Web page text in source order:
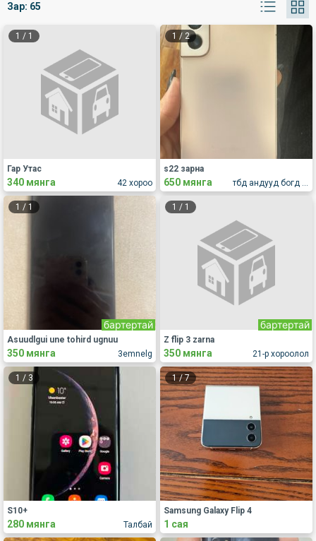
Зар: 65
1 / 1
42 хороо
Гар Утас
340 мянга
1 / 2
s22 зарна
650 мянга
1 / 1
бартертай
3emnelg
Asuudlgui une tohird ugnuu
350 мянга
1 / 1
бартертай
21-р хороолол
Z flip 3 zarna
350 мянга
1 / 3
Талбай
S10+
280 мянга
1/7
Samsung Galaxy Flip 4
1 сая